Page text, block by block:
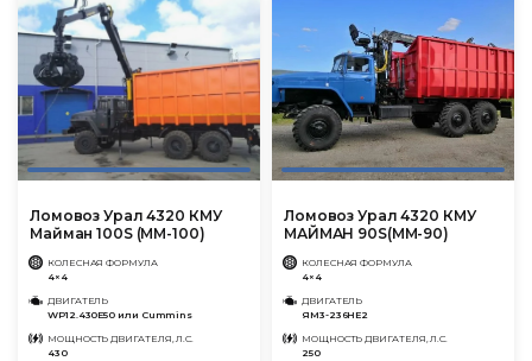
Ломовоз Урал 4320 КМУ
Майман 100S (ММ-100)
КОЛЕСНАЯ ФОРМУЛА
4×4
ДВИГАТЕЛЬ
WP12.430E50 или Cummins
МОЩНОСТЬ ДВИГАТЕЛЯ, Л.С.
430
Ломовоз Урал 4320 КМУ
МАЙМАН 90S(MM-90)
КОЛЕСНАЯ ФОРМУЛА
4×4
ДВИГАТЕЛЬ
ЯМ3-236НЕ2
МОЩНОСТЬ ДВИГАТЕЛЯ, Л.С.
250